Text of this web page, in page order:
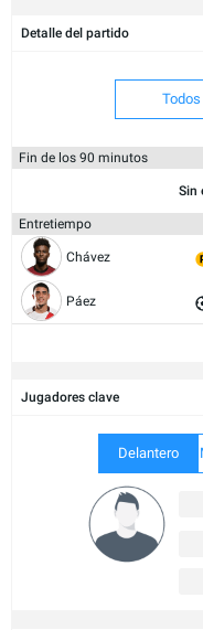
Detalle del partido
Todos
Fin de los 90 minutos
Sin
Entretiempo
Chávez
Páez
Jugadores clave
Delantero